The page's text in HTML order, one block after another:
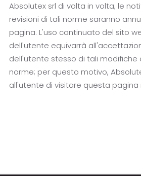
Absolutex srl di volta in volta; le
revisioni di tali norme saranno
pagina. L'uso continuato del sito
dell'utente equivarrà
dell'utente stesso di tali modifiche
norme; per questo motivo,
all'utente di visitare questa